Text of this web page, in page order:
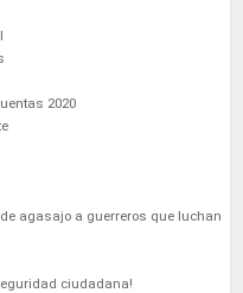
2020
agasajo a guerreros que luchan
ciudadana!